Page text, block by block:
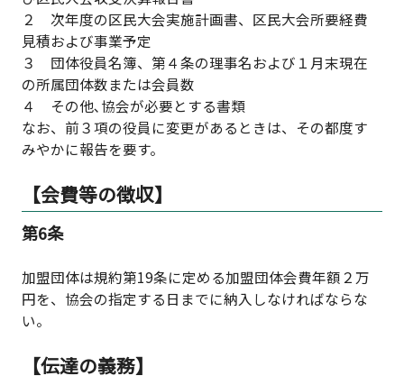
２ 次年度の区民大会実施計画書、区民大会所要経費
見積および事業予定
３ 団体役員名簿、第４条の理事名および１月末現在
の所属団体数または会員数
４ その他､協会が必要とする書類
なお、前３項の役員に変更があるときは、その都度す
みやかに報告を要す。
【会費等の徴収】
第6条
加盟団体は規約第19条に定める加盟団体会費年額２万
円を、協会の指定する日までに納入しなければならな
い。
【伝達の義務】